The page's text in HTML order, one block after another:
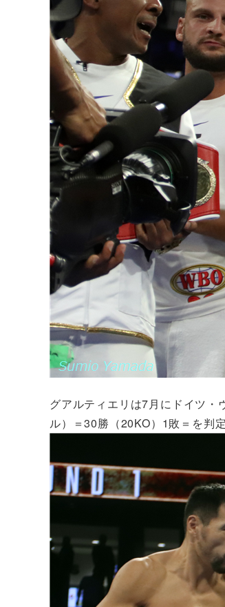
グアルティエリは7月にドイツ・
ル）＝30勝（20KO）1敗＝を判